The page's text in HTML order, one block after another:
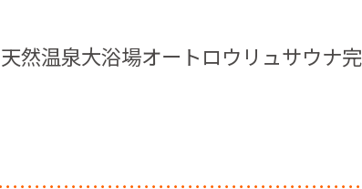
天然温泉大浴場オートロウリュサウナ